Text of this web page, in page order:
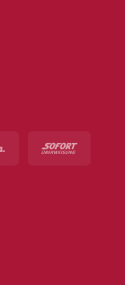
Klarna Sofort